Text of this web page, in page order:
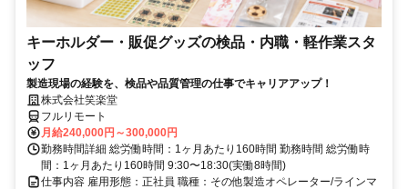
キーホルダー・販促グッズの検品・内職・軽作業スタ
ッフ
製造現場の経験を、検品や品質管理の仕事でキャリアアップ！
株式会社笑楽堂
フルリモート
月給240,000円～300,000円
勤務時間詳細 総労働時間：1ヶ月あたり160時間 勤務時間 総労働時
間：1ヶ月あたり160時間 9:30〜18:30(実働8時間)
仕事内容 雇用形態：正社員 職種：その他製造オペレーター/ラインマ